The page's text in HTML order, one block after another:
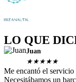
LO QUE
Juan
★★★★★
Me encantó el
Necesitábamos un